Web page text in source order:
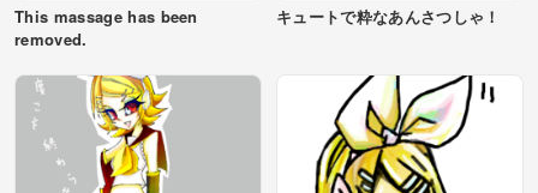
This massage has been
removed.
キュートで粋なあんさつしゃ！